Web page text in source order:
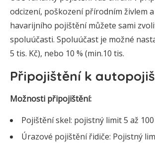
odcizení, poškození přírodním živlem a
havarijního pojištění můžete sami
spoluúčasti. Spoluúčast je možné
5 tis. Kč), nebo 10 % (min.10 tis.
Připojištění k
Možnosti připojištění:
Pojištění skel: pojistný limit 5 až
Úrazové pojištění řidiče: Pojistný